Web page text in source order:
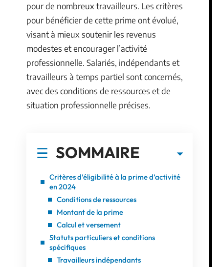
pour de nombreux travailleurs. Les critères
pour bénéficier de cette prime ont évolué,
visant à mieux soutenir les revenus
modestes et encourager l’activité
professionnelle. Salariés, indépendants et
travailleurs à temps partiel sont concernés,
avec des conditions de ressources et de
situation professionnelle précises.
SOMMAIRE
Critères d’éligibilité à la prime d’activité
en 2024
Conditions de ressources
Montant de la prime
Calcul et versement
Statuts particuliers et conditions
spécifiques
Travailleurs indépendants